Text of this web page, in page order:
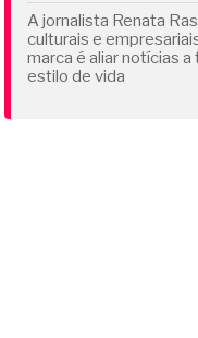
A jornalista Renata
culturais e
marca é aliar notícias
estilo de vida